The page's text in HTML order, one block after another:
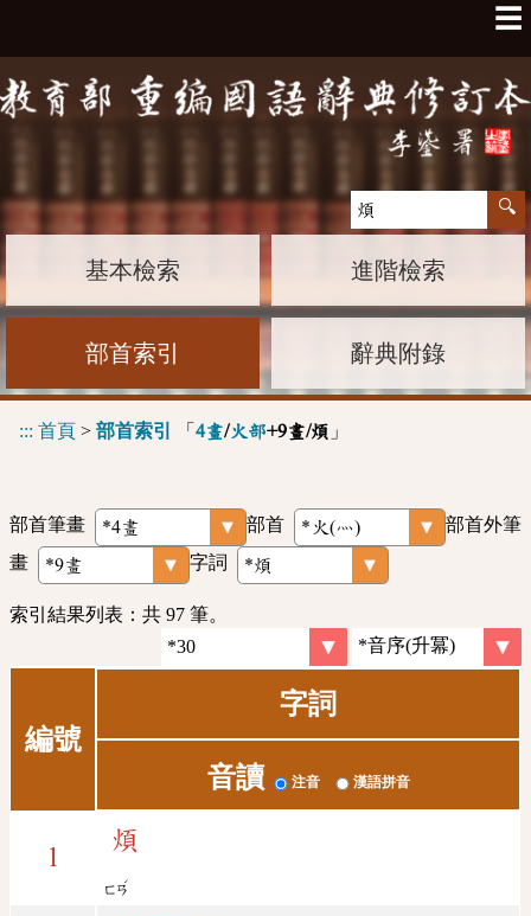
☰
基本檢索 進階檢索
部首索引 辭典附錄
::: 首頁 > 部首索引 「 4畫/火部+9畫/煩 」
部首筆畫 部首
部首外筆
畫
字詞
索引結果列表：共 97 筆。
編號
字詞
音讀 注音 漢語拼音
1
煩
ㄈㄢ
ˊ